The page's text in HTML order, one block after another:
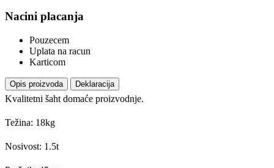
Nacini placanja
Pouzecem
Uplata na racun
Karticom
Opis proizvoda Deklaracija
Kvalitetni šaht domaće proizvodnje.
Težina: 18kg
Nosivost: 1.5t